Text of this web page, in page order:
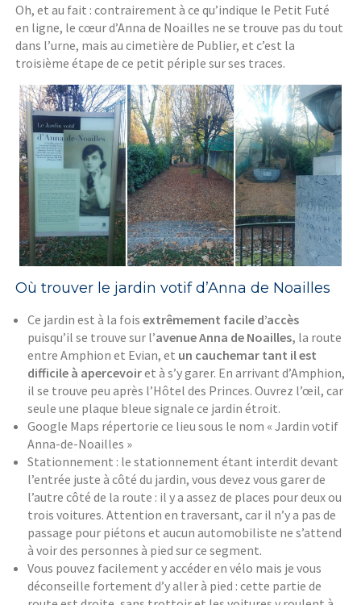
Oh, et au fait : contrairement à ce qu’indique le Petit Futé
en ligne, le cœur d’Anna de Noailles ne se trouve pas du tout
dans l’urne, mais au cimetière de Publier, et c’est la
troisième étape de ce petit périple sur ses traces.
Où trouver le jardin votif d’Anna de Noailles
Ce jardin est à la fois extrêmement facile d’accès
puisqu’il se trouve sur l’avenue Anna de Noailles, la route
entre Amphion et Evian, et un cauchemar tant il est
difficile à apercevoiret à s’y garer. En arrivant d’Amphion,
il se trouve peu après l’Hôtel des Princes. Ouvrez l’œil, car
seule une plaque bleue signale ce jardin étroit.
Google Maps répertorie ce lieu sous le nom « Jardin votif
Anna-de-Noailles »
Stationnement : le stationnement étant interdit devant
l’entrée juste à côté du jardin, vous devez vous garer de
l’autre côté de la route : il y a assez de places pour deux ou
trois voitures. Attention en traversant, car il n’y a pas de
passage pour piétons et aucun automobiliste ne s’attend
à voir des personnes à pied sur ce segment.
Vous pouvez facilement y accéder en vélo mais je vous
déconseille fortement d’y aller à pied : cette partie de